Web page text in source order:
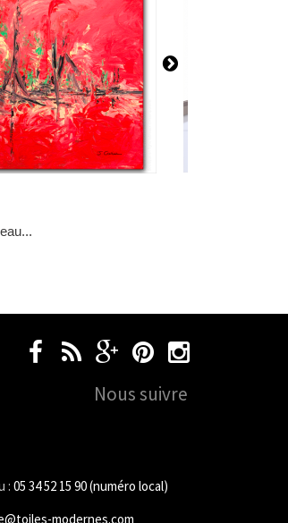
Nous suivre
: 05 34 52 15 90 (numéro local)
modernes.com